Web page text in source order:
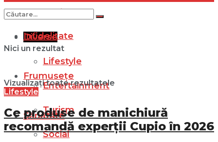
Internațional
Diverse
Lifestyle
Entertainment
Turism
Social
Infidelitate
Frumusețe
Sănătate
Nici un rezultat
Vizualizați toate rezultatele
Lifestyle
Ce produse de manichiură
recomandă experții Cupio în 2026